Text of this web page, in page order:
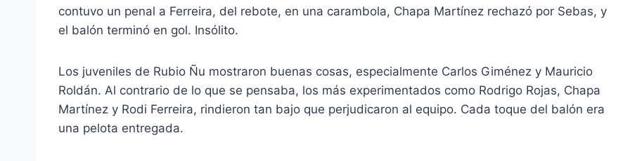
contuvo un penal a Ferreira, del rebote, en una carambola, Chapa Martínez rechazó por Sebas, y
el balón terminó en gol. Insólito.
Los juveniles de Rubio Ñu mostraron buenas cosas, especialmente Carlos Giménez y Mauricio
Roldán. Al contrario de lo que se pensaba, los más experimentados como Rodrigo Rojas, Chapa
Martínez y Rodi Ferreira, rindieron tan bajo que perjudicaron al equipo. Cada toque del balón era
una pelota entregada.